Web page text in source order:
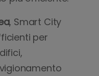
, Smart City
per